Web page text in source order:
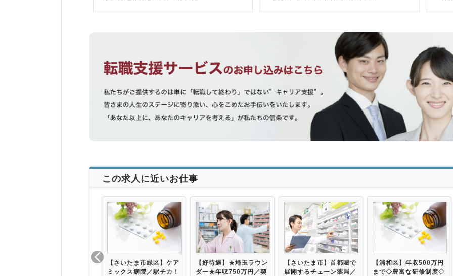
この求人に近いお仕事
【さいたま市緑区】ケア
ミックス病院／駅チカ！
【好待遇】★埼玉ラウン
ダー★年収750万円／契
【さいたま市】首都圏で
展開するチェーン薬局／
【浦和区】年収500万円
まで◇豊富な研修制度◇
>